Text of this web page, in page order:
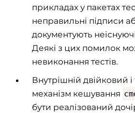
прикладах у пакетах
неправильні підписи
документують
Деякі з цих помилок
невиконання тестів.
Внутрішній двійковий
механізм кешування
бути реалізований